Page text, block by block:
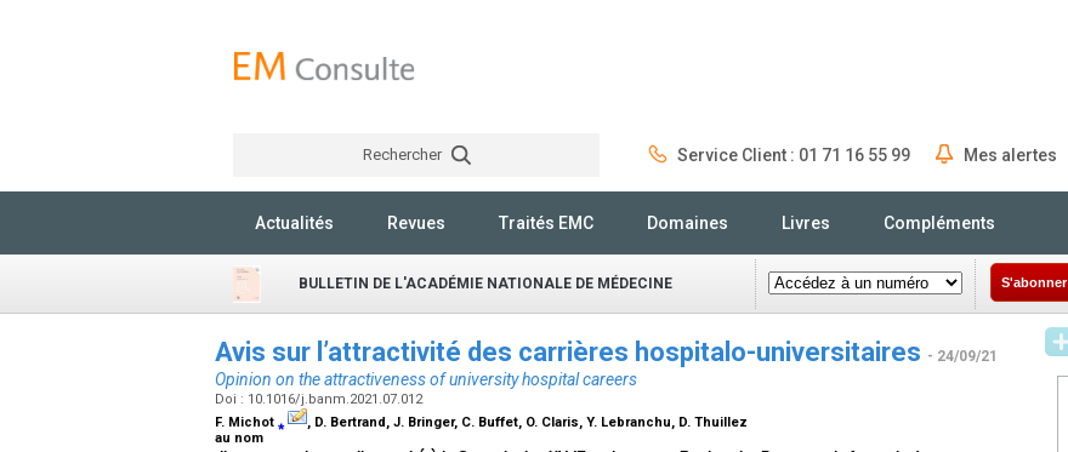
Rechercher Service Client : 01 71 16 55 99 Mes alertes
Actualités Revues Traités EMC Domaines Livres Compléments
BULLETIN DE L'ACADÉMIE NATIONALE DE MÉDECINE S'abonner
Avis sur l’attractivité des carrières hospitalo-universitaires - 24/09/21
Opinion on the attractiveness of university hospital careers
Doi : 10.1016/j.banm.2021.07.012
F. Michot ⁎
, D. Bertrand, J. Bringer, C. Buffet, O. Claris, Y. Lebranchu, D. Thuillez
au nom